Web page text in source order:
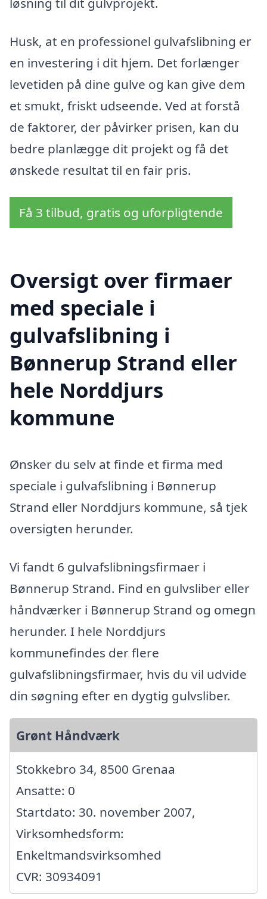
Husk, at en professionel gulvafslibning er
en investering i dit hjem. Det forlænger
levetiden på dine gulve og kan give dem
et smukt, friskt udseende. Ved at forstå
de faktorer, der påvirker prisen, kan du
bedre planlægge dit projekt og få det
ønskede resultat til en fair pris.
Få 3 tilbud, gratis og uforpligtende
Oversigt over firmaer
med speciale i
gulvafslibning i
Bønnerup Strand eller
hele Norddjurs
kommune
Ønsker du selv at finde et firma med
speciale i gulvafslibning i Bønnerup
Strand eller Norddjurs kommune, så tjek
oversigten herunder.
Vi fandt 6 gulvafslibningsfirmaer i
Bønnerup Strand. Find en gulvsliber eller
håndværker i Bønnerup Strand og omegn
herunder. I hele Norddjurs
kommunefindes der flere
gulvafslibningsfirmaer, hvis du vil udvide
din søgning efter en dygtig gulvsliber.
Grønt Håndværk
Stokkebro 34, 8500 Grenaa
Ansatte: 0
Startdato: 30. november 2007,
Virksomhedsform:
Enkeltmandsvirksomhed
CVR: 30934091